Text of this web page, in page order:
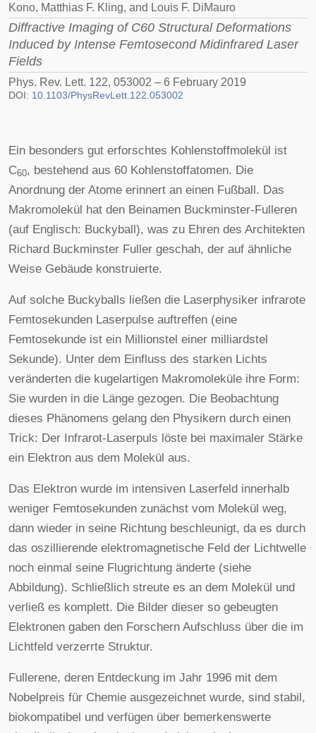
Kono, Matthias F. Kling, and Louis F. DiMauro
Diffractive Imaging of C60 Structural Deformations
Induced by Intense Femtosecond Midinfrared Laser
Fields
Phys. Rev. Lett. 122, 053002 – 6 February 2019
DOI: 10.1103/PhysRevLett.122.053002
Ein besonders gut erforschtes Kohlenstoffmolekül ist
C60, bestehend aus 60 Kohlenstoffatomen. Die
Anordnung der Atome erinnert an einen Fußball. Das
Makromolekül hat den Beinamen Buckminster-Fulleren
(auf Englisch: Buckyball), was zu Ehren des Architekten
Richard Buckminster Fuller geschah, der auf ähnliche
Weise Gebäude konstruierte.
Auf solche Buckyballs ließen die Laserphysiker infrarote
Femtosekunden Laserpulse auftreffen (eine
Femtosekunde ist ein Millionstel einer milliardstel
Sekunde). Unter dem Einfluss des starken Lichts
veränderten die kugelartigen Makromoleküle ihre Form:
Sie wurden in die Länge gezogen. Die Beobachtung
dieses Phänomens gelang den Physikern durch einen
Trick: Der Infrarot-Laserpuls löste bei maximaler Stärke
ein Elektron aus dem Molekül aus.
Das Elektron wurde im intensiven Laserfeld innerhalb
weniger Femtosekunden zunächst vom Molekül weg,
dann wieder in seine Richtung beschleunigt, da es durch
das oszillierende elektromagnetische Feld der Lichtwelle
noch einmal seine Flugrichtung änderte (siehe
Abbildung). Schließlich streute es an dem Molekül und
verließ es komplett. Die Bilder dieser so gebeugten
Elektronen gaben den Forschern Aufschluss über die im
Lichtfeld verzerrte Struktur.
Fullerene, deren Entdeckung im Jahr 1996 mit dem
Nobelpreis für Chemie ausgezeichnet wurde, sind stabil,
biokompatibel und verfügen über bemerkenswerte